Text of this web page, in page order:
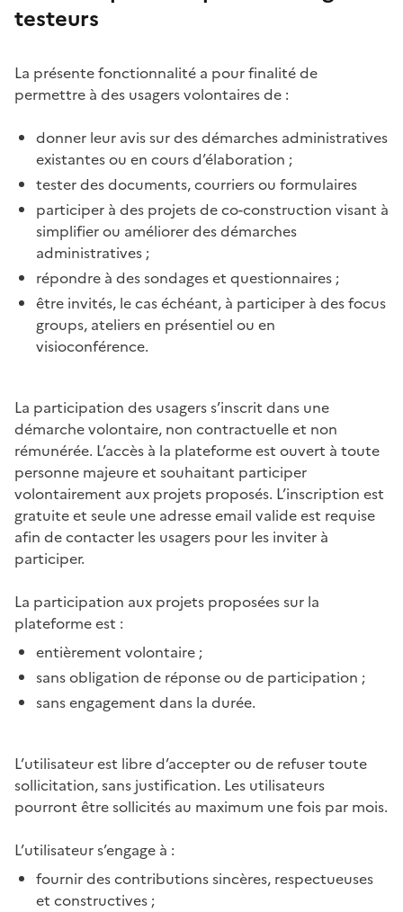
testeurs
La présente fonctionnalité a pour finalité de
permettre à des usagers volontaires de :
donner leur avis sur des démarches administratives
existantes ou en cours d’élaboration ;
tester des documents, courriers ou formulaires
participer à des projets de co-construction visant à
simplifier ou améliorer des démarches
administratives ;
répondre à des sondages et questionnaires ;
être invités, le cas échéant, à participer à des focus
groups, ateliers en présentiel ou en
visioconférence.
La participation des usagers s’inscrit dans une
démarche volontaire, non contractuelle et non
rémunérée. L’accès à la plateforme est ouvert à toute
personne majeure et souhaitant participer
volontairement aux projets proposés. L’inscription est
gratuite et seule une adresse email valide est requise
afin de contacter les usagers pour les inviter à
participer.
La participation aux projets proposées sur la
plateforme est :
entièrement volontaire ;
sans obligation de réponse ou de participation ;
sans engagement dans la durée.
L’utilisateur est libre d’accepter ou de refuser toute
sollicitation, sans justification. Les utilisateurs
pourront être sollicités au maximum une fois par mois.
L’utilisateur s’engage à :
fournir des contributions sincères, respectueuses
et constructives ;